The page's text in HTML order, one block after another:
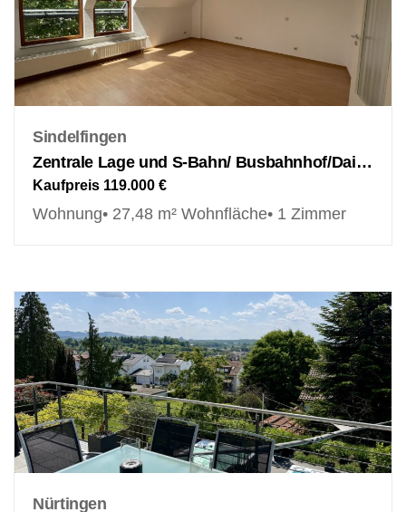
Sindelfingen
Zentrale Lage und S-Bahn/ Busbahnhof/Daimler vor der Tür – vermietetes 1 Zimmer Apartment mitten in Sindelfingen!
Kaufpreis 119.000 €
Wohnung• 27,48 m² Wohnfläche• 1 Zimmer
Nürtingen